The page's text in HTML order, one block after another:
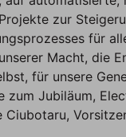
zur
für
Macht, die
für unsere
zum Jubiläum,
Ciubotaru,